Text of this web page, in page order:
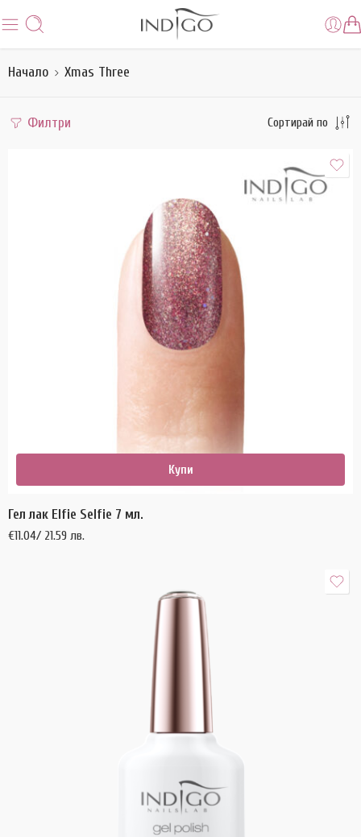
Начало Xmas Three
Филтри Сортирай по
Купи
Гел лак Elfie Selfie 7 мл.
€11.04/ 21.59 лв.